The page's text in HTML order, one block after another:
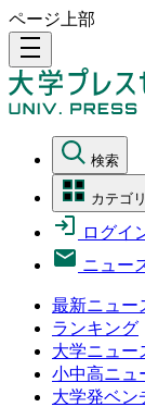
ページ上部
density_medium
検索
カテゴリ
ログイ
ニュー
最新ニュー
ランキング
大学ニュー
小中高ニュ
大学発ベン